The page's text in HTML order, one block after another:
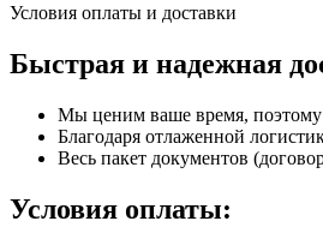
Условия оплаты и доставки
Быстрая и надежная
Мы ценим ваше время, поэтому
Благодаря отлаженной
Весь пакет документов
Условия оплаты: